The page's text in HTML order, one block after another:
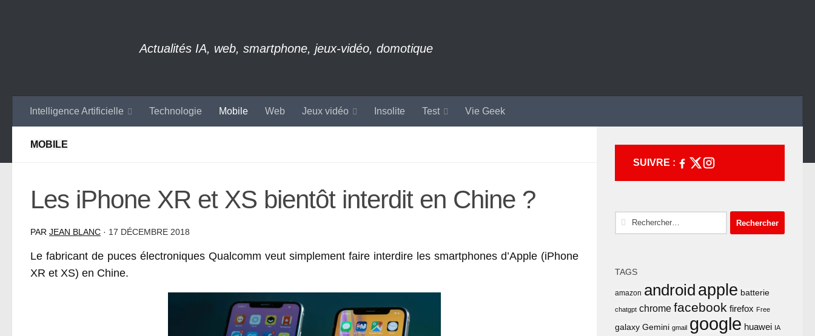
Actualités IA, web, smartphone, jeux-vidéo, domotique
Intelligence Artificielle Technologie Mobile Web Jeux vidéo Insolite Test Vie Geek
MOBILE
Les iPhone XR et XS bientôt interdit en Chine ?
PAR JEAN BLANC · 17 DÉCEMBRE 2018
Le fabricant de puces électroniques Qualcomm veut simplement faire interdire les smartphones d’Apple (iPhone
XR et XS) en Chine.
SUIVRE :
Rechercher :
TAGS
amazon android apple batterie
chatgpt chrome facebook firefox Free
galaxy Gemini gmail google huawei IA